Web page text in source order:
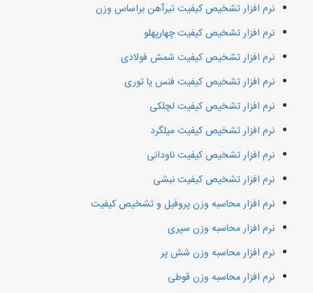
نرم افزار تشخیص کیفیت تیرآهن براساس وزن
نرم افزار تشخیص کیفیت چهارپهلو
نرم افزار تشخیص کیفیت شمش فولادی
نرم افزار تشخیص کیفیت فنس یا توری
نرم افزار تشخیص کیفیت لچلکی
نرم افزار تشخیص کیفیت میلگرد
نرم افزار تشخیص کیفیت ناودانی
نرم افزار تشخیص کیفیت نبشی
نرم افزار محاسبه وزن پروفیل و تشخیص کیفیت
نرم افزار محاسبه وزن سپری
نرم افزار محاسبه وزن شش پر
نرم افزار محاسبه وزن قوطی